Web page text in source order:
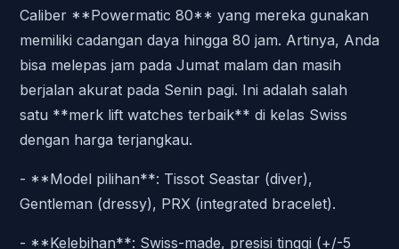
Caliber **Powermatic 80** yang mereka gunakan
memiliki cadangan daya hingga 80 jam. Artinya, Anda
bisa melepas jam pada Jumat malam dan masih
berjalan akurat pada Senin pagi. Ini adalah salah
satu **merk lift watches terbaik** di kelas Swiss
dengan harga terjangkau.
- **Model pilihan**: Tissot Seastar (diver),
Gentleman (dressy), PRX (integrated bracelet).
- **Kelebihan**: Swiss-made, presisi tinggi (+/-5